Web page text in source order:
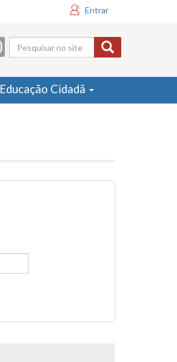
Entrar
Formulário
de busca
Educação Cidadã